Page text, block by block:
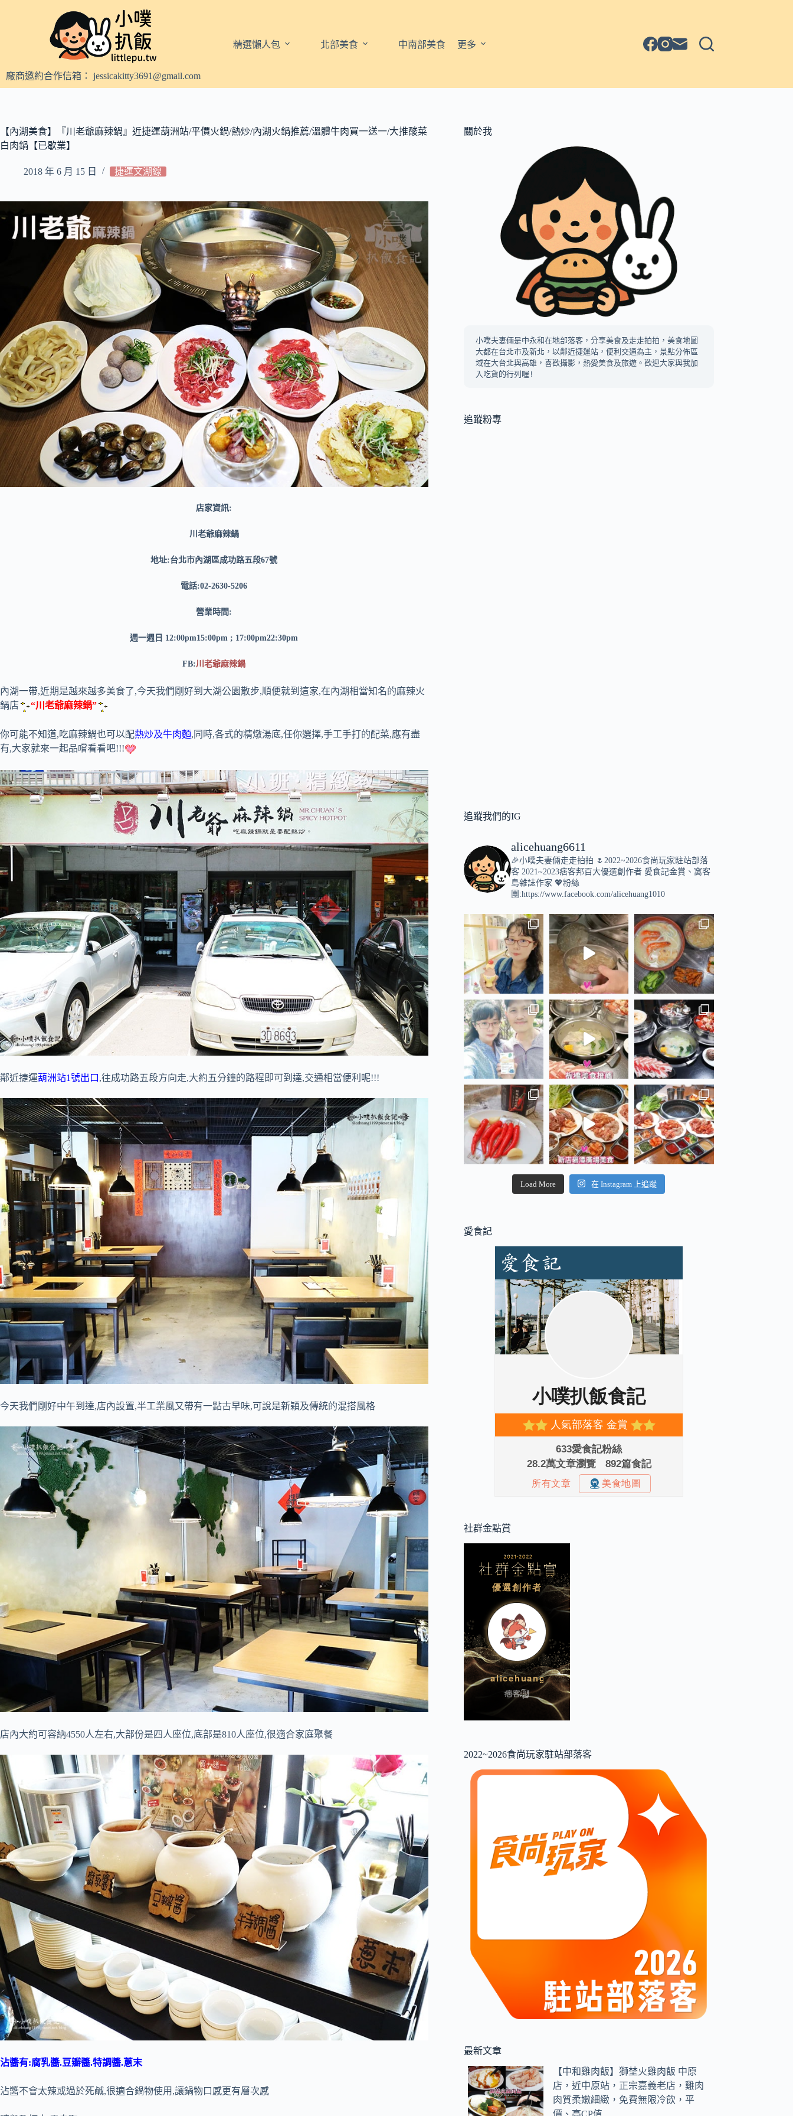
容廠商邀約合作信箱： jessicakitty3691@gmail.com
精選懶人包 北部美食 中南部美食 更多
【內湖美食】『川老爺麻辣鍋』近捷運葫洲站/平價火鍋/熱炒/內湖火鍋推薦/溫體牛肉買一送一/大推酸菜
白肉鍋【已歇業】
2018 年 6 月 15 日 捷運文湖線
店家資訊:
川老爺麻辣鍋
地址:台北市內湖區成功路五段67號
電話:02-2630-5206
營業時間:
週一週日 12:00pm15:00pm ; 17:00pm22:30pm
FB:川老爺麻辣鍋
內湖一帶,近期是越來越多美食了,今天我們剛好到大湖公園散步,順便就到這家,在內湖相當知名的麻辣火
鍋店
“川老爺麻辣鍋”
你可能不知道,吃麻辣鍋也可以配熱炒及牛肉麵,同時,各式的精燉湯底,任你選擇,手工手打的配菜,應有盡
有,大家就來一起品嚐看看吧!!!
鄰近捷運葫洲站1號出口 ,往成功路五段方向走,大約五分鐘的路程即可到達,交通相當便利呢!!!
今天我們剛好中午到達,店內設置,半工業風又帶有一點古早味,可說是新穎及傳統的混搭風格
店內大約可容納4550人左右,大部份是四人座位,底部是810人座位,很適合家庭聚餐
沾醬有:腐乳醬.豆瓣醬.特調醬.蔥末
沾醬不會太辣或過於死鹹,很適合鍋物使用,讓鍋物口感更有層次感
關於我
小噗夫妻倆是中永和在地部落客，分享美食及走走拍拍，美食地圖
大都在台北市及新北，以鄰近捷運站，便利交通為主，景點分佈區
域在大台北與高雄，喜歡攝影，熱愛美食及旅遊。歡迎大家與我加
入吃貨的行列喔!
追蹤粉專
追蹤我們的IG
alicehuang6611
🎉小噗夫妻倆走走拍拍 🌷2022~2026食尚玩家駐站部落
客 2021~2023痞客邦百大優選創作者 愛食記金賞、窩客
島雜誌作家 💖粉絲
團:https://www.facebook.com/alicehuang1010
Load More 在 Instagram 上追蹤
愛食記
社群金點賞
2022~2026食尚玩家駐站部落客
最新文章
【中和雞肉飯】獅埜火雞肉飯 中原
店，近中原站，正宗嘉義老店，雞肉
肉質柔嫩細緻，免費無限冷飲，平
價、高CP值